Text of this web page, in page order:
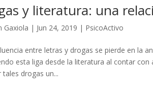
y literatura: una
Gaxiola | Jun 24, 2019 | PsicoActivo
entre letras y drogas se pierde en la
esta liga desde la literatura al contar
tales drogas un...